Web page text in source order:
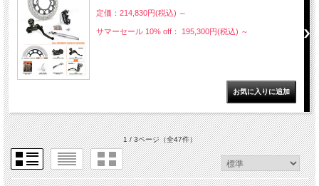
定価：214,830円(税込) ～
サマーセール 10% off： 195,300円(税込) ～
1 / 3ページ（全47件）